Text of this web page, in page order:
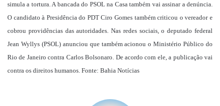
simula a tortura. A bancada do PSOL na Casa também vai assinar a denúncia.
O candidato à Presidência do PDT Ciro Gomes também criticou o vereador e
cobrou providências das autoridades. Nas redes sociais, o deputado federal
Jean Wyllys (PSOL) anunciou que também acionou o Ministério Público do
Rio de Janeiro contra Carlos Bolsonaro. De acordo com ele, a publicação vai
contra os direitos humanos. Fonte: Bahia Notícias